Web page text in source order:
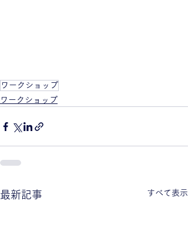
ワークショップ
ワークショップ
最新記事 すべて表示